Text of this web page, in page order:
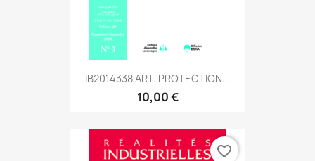
IB2014338 ART. PROTECTION...
10,00 €
favorite_border